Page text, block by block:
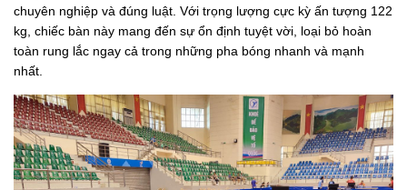
chuyên nghiệp và đúng luật. Với trọng lượng cực kỳ ấn tượng 122
kg, chiếc bàn này mang đến sự ổn định tuyệt vời, loại bỏ hoàn
toàn rung lắc ngay cả trong những pha bóng nhanh và mạnh
nhất.